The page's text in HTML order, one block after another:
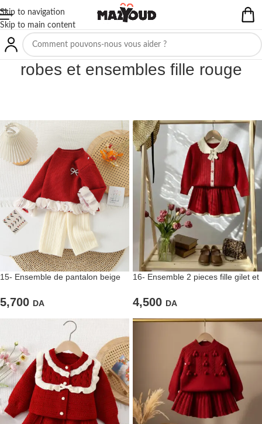
Skip to navigation
Skip to main content
robes et ensembles fille rouge
15- Ensemble de pantalon beige
5,700 DA
16- Ensemble 2 pieces fille gilet et
4,500 DA